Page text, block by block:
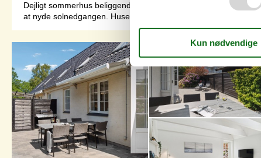
Dejligt sommerhus beliggende ud til Smidstrup Strandvej.
at nyde solnedgangen. Huset ligger på en dejlig ugenert